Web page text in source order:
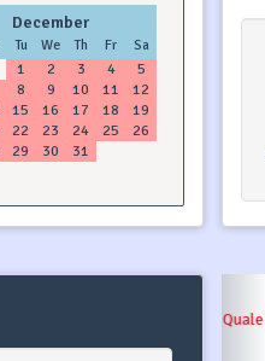
December
Tu We Th Fr Sa
1 2 3 4
5
8 9 10 11
12
15 16 17 18
19
22 23 24 25
26
29 30 31